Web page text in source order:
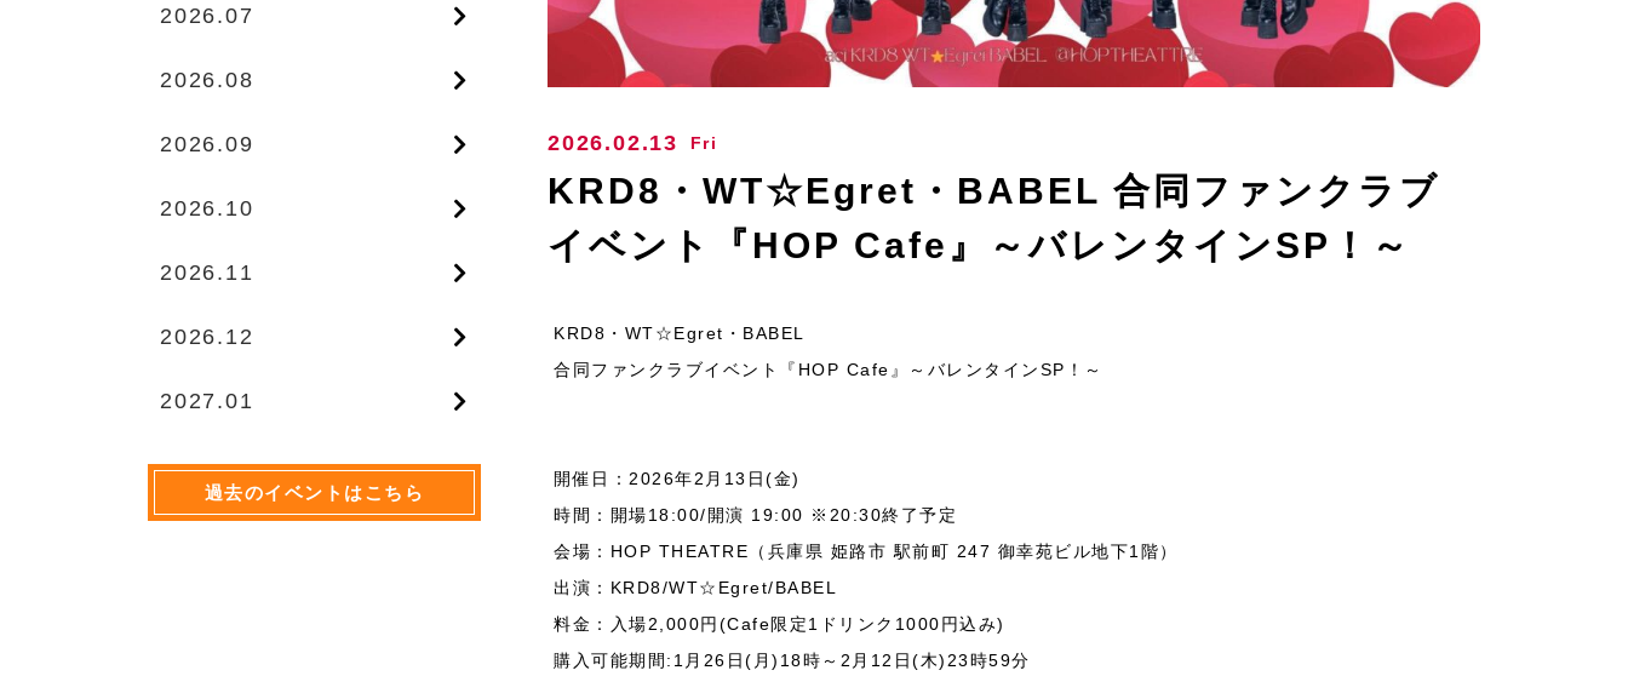
2026.07
2026.08
2026.09
2026.10
2026.11
2026.12
2027.01
過去のイベントはこちら
2026.02.13 Fri
KRD8・WT☆Egret・BABEL 合同ファンクラブ
イベント『HOP Cafe』～バレンタインSP！～
KRD8・WT☆Egret・BABEL
合同ファンクラブイベント『HOP Cafe』～バレンタインSP！～
開催日：2026年2月13日(金)
時間：開場18:00/開演 19:00 ※20:30終了予定
会場：HOP THEATRE（兵庫県 姫路市 駅前町 247 御幸苑ビル地下1階）
出演：KRD8/WT☆Egret/BABEL
料金：入場2,000円(Cafe限定1ドリンク1000円込み)
購入可能期間:1月26日(月)18時～2月12日(木)23時59分